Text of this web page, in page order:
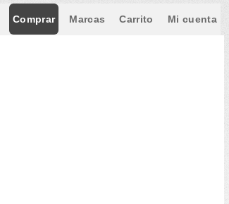
Comprar Marcas Carrito Mi cuenta